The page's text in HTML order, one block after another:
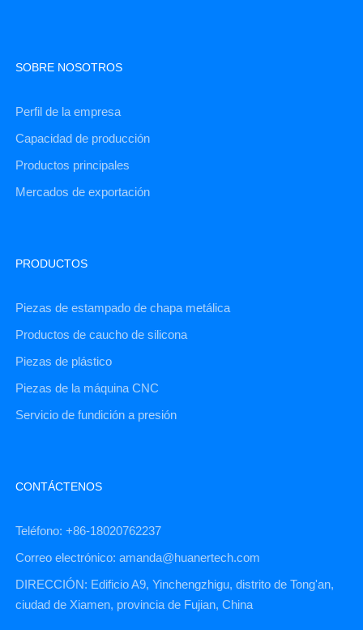
SOBRE NOSOTROS
Perfil de la empresa
Capacidad de producción
Productos principales
Mercados de exportación
PRODUCTOS
Piezas de estampado de chapa metálica
Productos de caucho de silicona
Piezas de plástico
Piezas de la máquina CNC
Servicio de fundición a presión
CONTÁCTENOS
Teléfono: +86-18020762237
Correo electrónico: amanda@huanertech.com
DIRECCIÓN: Edificio A9, Yinchengzhigu, distrito de Tong'an,
ciudad de Xiamen, provincia de Fujian, China